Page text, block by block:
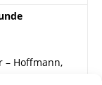
– Hoffmann,